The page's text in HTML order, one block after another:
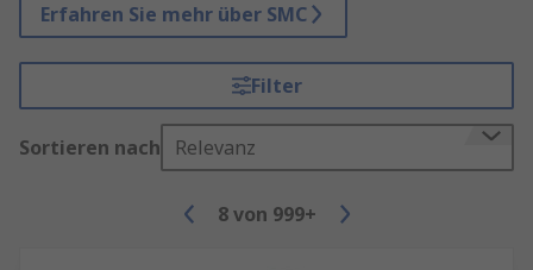
Erfahren Sie mehr über SMC
Filter
Sortieren nach Relevanz
8 von 999+